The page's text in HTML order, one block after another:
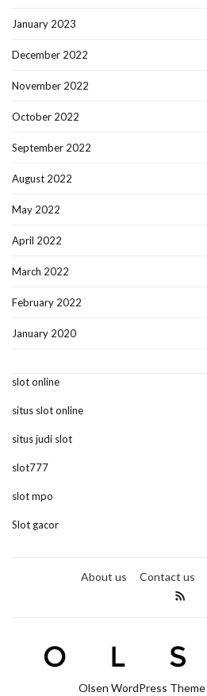
January 2023
December 2022
November 2022
October 2022
September 2022
August 2022
May 2022
April 2022
March 2022
February 2022
January 2020
slot online
situs slot online
situs judi slot
slot777
slot mpo
Slot gacor
About us Contact us
Olsen WordPress Theme